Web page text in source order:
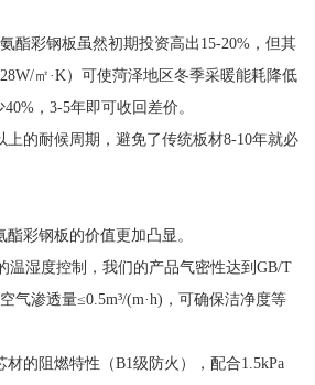
酯彩钢板虽然初期投资高出15-20%，但其
㎡·K）可使菏泽地区冬季采暖能耗降低
，3-5年即可收回差价。
上的耐候周期，避免了传统板材8-10年就必
彩钢板的价值更加凸显。
温湿度控制，我们的产品气密性达到GB/T
气渗透量≤0.5m³/(m·h)，可确保洁净度等
的阻燃特性（B1级防火），配合1.5kPa